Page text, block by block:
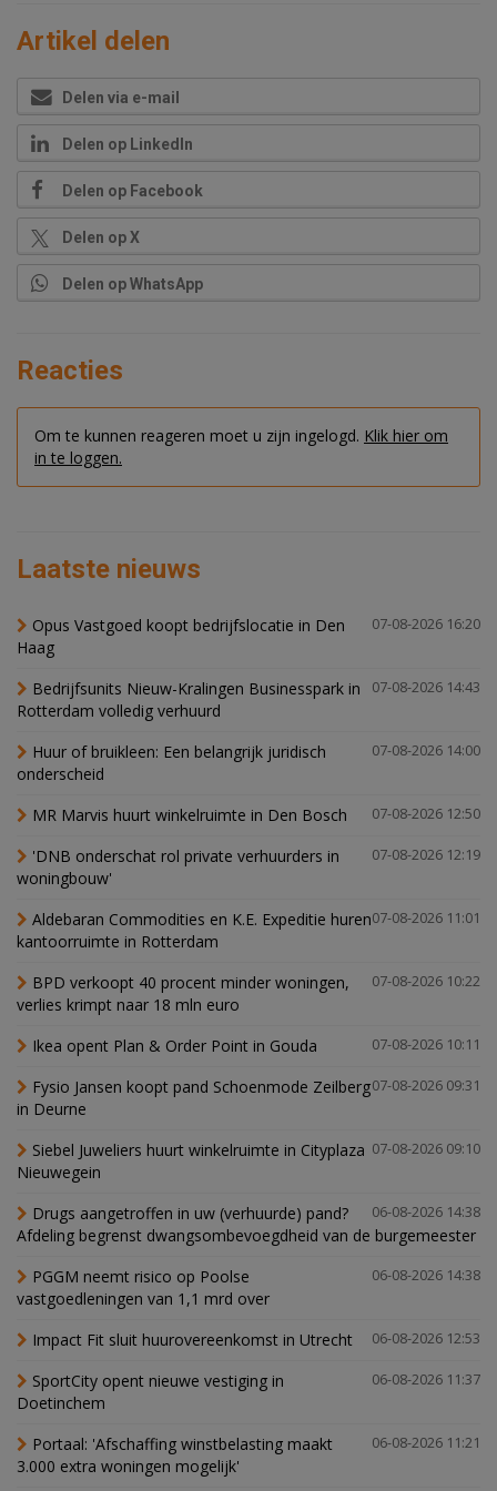
Artikel delen
Delen via e-mail
Delen op LinkedIn
Delen op Facebook
Delen op X
Delen op WhatsApp
Reacties
Om te kunnen reageren moet u zijn ingelogd. Klik hier om
in te loggen.
Laatste nieuws
07-08-2026 16:20
Opus Vastgoed koopt bedrijfslocatie in Den
Haag
07-08-2026 14:43
Bedrijfsunits Nieuw-Kralingen Businesspark in
Rotterdam volledig verhuurd
07-08-2026 14:00
Huur of bruikleen: Een belangrijk juridisch
onderscheid
07-08-2026 12:50
MR Marvis huurt winkelruimte in Den Bosch
07-08-2026 12:19
'DNB onderschat rol private verhuurders in
woningbouw'
07-08-2026 11:01
Aldebaran Commodities en K.E. Expeditie huren
kantoorruimte in Rotterdam
07-08-2026 10:22
BPD verkoopt 40 procent minder woningen,
verlies krimpt naar 18 mln euro
07-08-2026 10:11
Ikea opent Plan & Order Point in Gouda
07-08-2026 09:31
Fysio Jansen koopt pand Schoenmode Zeilberg
in Deurne
07-08-2026 09:10
Siebel Juweliers huurt winkelruimte in Cityplaza
Nieuwegein
06-08-2026 14:38
Drugs aangetroffen in uw (verhuurde) pand?
Afdeling begrenst dwangsombevoegdheid van de burgemeester
06-08-2026 14:38
PGGM neemt risico op Poolse
vastgoedleningen van 1,1 mrd over
06-08-2026 12:53
Impact Fit sluit huurovereenkomst in Utrecht
06-08-2026 11:37
SportCity opent nieuwe vestiging in
Doetinchem
06-08-2026 11:21
Portaal: 'Afschaffing winstbelasting maakt
3.000 extra woningen mogelijk'